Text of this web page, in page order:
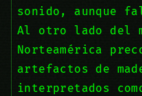
sonido, aunque
Al otro lado del
Norteamérica
artefactos de
interpretados